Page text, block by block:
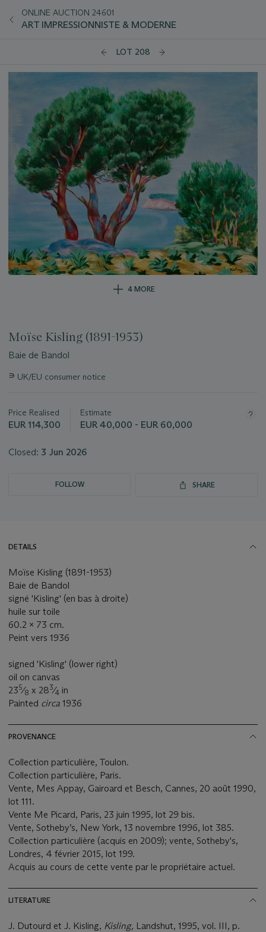
ONLINE AUCTION 24601
ART IMPRESSIONNISTE & MODERNE
LOT 208
4 MORE
Moïse Kisling (1891-1953)
Baie de Bandol
Important
lot
∍ UK/EU consumer notice
Price Realised
EUR 114,300
Estimate
EUR 40,000 - EUR 60,000
Closed: 3 Jun 2026
FOLLOW SHARE
DETAILS
Moïse Kisling (1891-1953)
Baie de Bandol
signé 'Kisling' (en bas à droite)
huile sur toile
60.2 x 73 cm.
Peint vers 1936
signed 'Kisling' (lower right)
oil on canvas
235⁄8 x 283⁄4 in
Painted circa 1936
PROVENANCE
Collection particulière, Toulon.
Collection particulière, Paris.
Vente, Mes Appay, Gairoard et Besch, Cannes, 20 août 1990,
lot 111.
Vente Me Picard, Paris, 23 juin 1995, lot 29 bis.
Vente, Sotheby’s, New York, 13 novembre 1996, lot 385.
Collection particulière (acquis en 2009); vente, Sotheby's,
Londres, 4 février 2015, lot 199.
Acquis au cours de cette vente par le propriétaire actuel.
LITERATURE
J. Dutourd et J. Kisling, Kisling, Landshut, 1995, vol. III, p.